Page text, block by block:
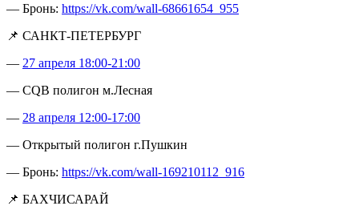
— Бронь: https://vk.com/wall-68661654_955
📌 САНКТ-ПЕТЕРБУРГ
— 27 апреля 18:00-21:00
— CQB полигон м.Лесная
— 28 апреля 12:00-17:00
— Открытый полигон г.Пушкин
— Бронь: https://vk.com/wall-169210112_916
📌 БАХЧИСАРАЙ